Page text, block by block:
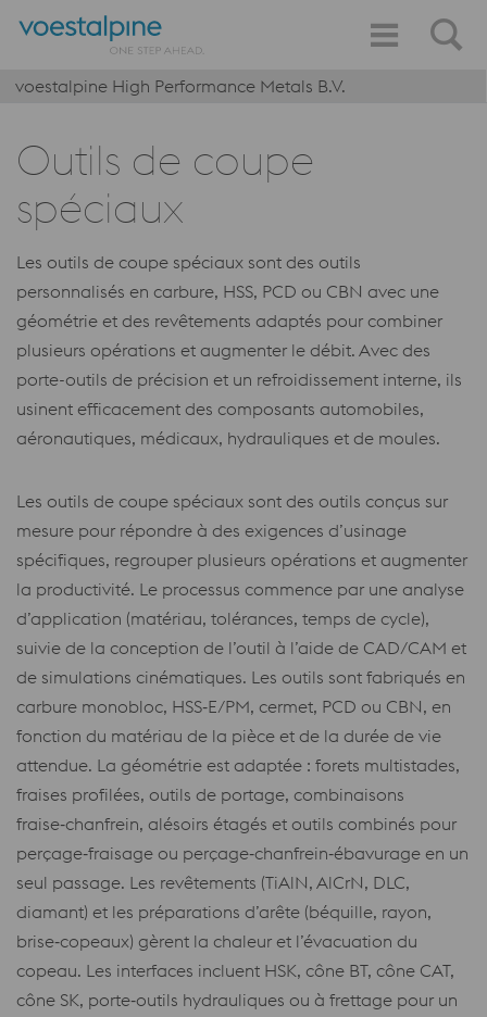
voestalpine High Performance Metals B.V.
Outils de coupe
spéciaux
Les outils de coupe spéciaux sont des outils
personnalisés en carbure, HSS, PCD ou CBN avec une
géométrie et des revêtements adaptés pour combiner
plusieurs opérations et augmenter le débit. Avec des
porte-outils de précision et un refroidissement interne, ils
usinent efficacement des composants automobiles,
aéronautiques, médicaux, hydrauliques et de moules.
Les outils de coupe spéciaux sont des outils conçus sur
mesure pour répondre à des exigences d’usinage
spécifiques, regrouper plusieurs opérations et augmenter
la productivité. Le processus commence par une analyse
d’application (matériau, tolérances, temps de cycle),
suivie de la conception de l’outil à l’aide de CAD/CAM et
de simulations cinématiques. Les outils sont fabriqués en
carbure monobloc, HSS‑E/PM, cermet, PCD ou CBN, en
fonction du matériau de la pièce et de la durée de vie
attendue. La géométrie est adaptée : forets multistades,
fraises profilées, outils de portage, combinaisons
fraise‑chanfrein, alésoirs étagés et outils combinés pour
perçage‑fraisage ou perçage‑chanfrein‑ébavurage en un
seul passage. Les revêtements (TiAlN, AlCrN, DLC,
diamant) et les préparations d’arête (béquille, rayon,
brise‑copeaux) gèrent la chaleur et l’évacuation du
copeau. Les interfaces incluent HSK, cône BT, cône CAT,
cône SK, porte‑outils hydrauliques ou à frettage pour un